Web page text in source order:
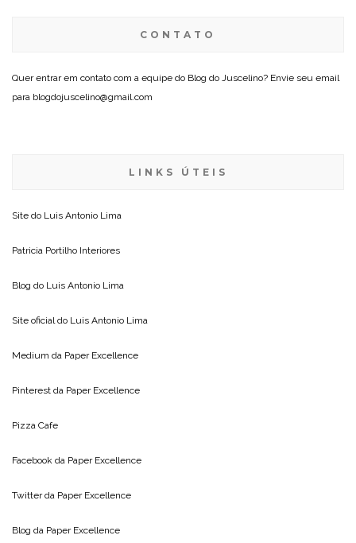
CONTATO
Quer entrar em contato com a equipe do Blog do Juscelino? Envie seu email
para blogdojuscelino@gmail.com
LINKS ÚTEIS
Site do Luis Antonio Lima
Patricia Portilho Interiores
Blog do Luis Antonio Lima
Site oficial do Luis Antonio Lima
Medium da Paper Excellence
Pinterest da Paper Excellence
Pizza Cafe
Facebook da Paper Excellence
Twitter da Paper Excellence
Blog da Paper Excellence